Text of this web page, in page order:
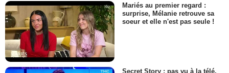
Mariés au premier regard :
surprise, Mélanie retrouve sa
soeur et elle n'est pas seule !
Secret Story : pas vu à la télé,